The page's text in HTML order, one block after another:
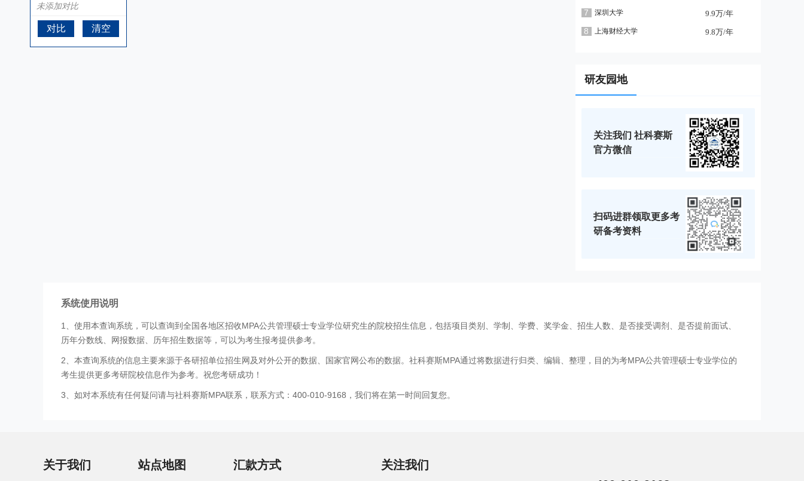
7 深圳大学 9.9万/年
8 上海财经大学 9.8万/年
研友园地
关注我们 社科赛斯
官方微信
扫码进群领取更多考
研备考资料
系统使用说明
1、使用本查询系统，可以查询到全国各地区招收MPA公共管理硕士专业学位研究生的院校招生信息，包括项目类别、学制、学费、奖学金、招生人数、是否接受调剂、是否提前面试、
历年分数线、网报数据、历年招生数据等，可以为考生报考提供参考。
2、本查询系统的信息主要来源于各研招单位招生网及对外公开的数据、国家官网公布的数据。社科赛斯MPA通过将数据进行归类、编辑、整理，目的为考MPA公共管理硕士专业学位的
考生提供更多考研院校信息作为参考。祝您考研成功！
3、如对本系统有任何疑问请与社科赛斯MPA联系，联系方式：400-010-9168，我们将在第一时间回复您。
未添加对比
对比 清空
关于我们 站点地图 汇款方式
关注我们